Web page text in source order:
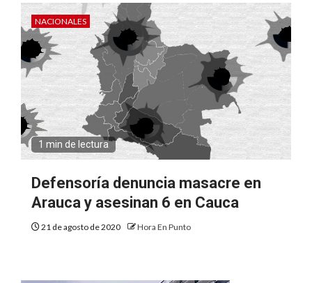
NACIONALES
1 min de lectura
Defensoría denuncia masacre en
Arauca y asesinan 6 en Cauca
21 de agosto de 2020 Hora En Punto